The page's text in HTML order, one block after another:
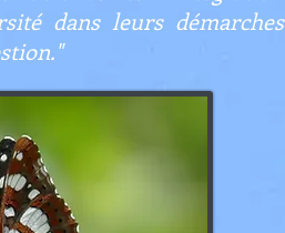
dans leurs démarches